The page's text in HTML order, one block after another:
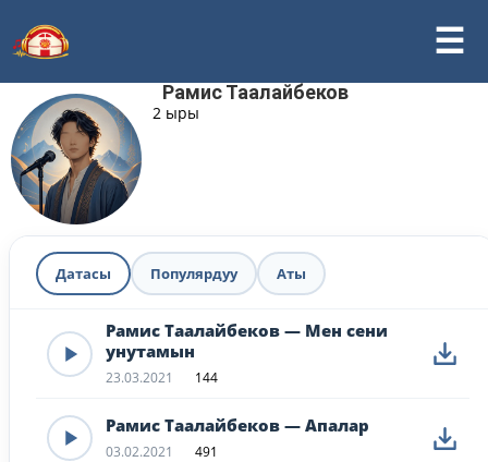
Рамис Таалайбеков
2 ыры
Датасы Популярдуу Аты
Рамис Таалайбеков — Мен сени
унутамын
23.03.2021 144
Рамис Таалайбеков — Апалар
03.02.2021 491